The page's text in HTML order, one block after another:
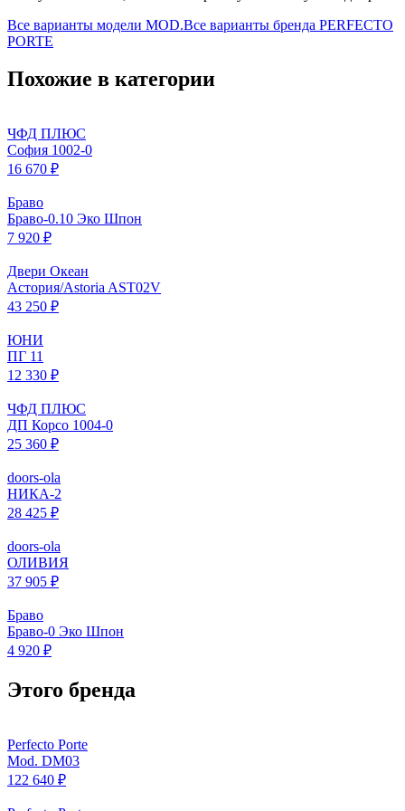
Все варианты модели MOD.Все варианты бренда PERFECTO
PORTE
Похожие в категории
ЧФД ПЛЮС
София 1002-0
16 670 ₽
Браво
Браво-0.10 Эко Шпон
7 920 ₽
Двери Океан
Астория/Astoria AST02V
43 250 ₽
ЮНИ
ПГ 11
12 330 ₽
ЧФД ПЛЮС
ДП Корсо 1004-0
25 360 ₽
doors-ola
НИКА-2
28 425 ₽
doors-ola
ОЛИВИЯ
37 905 ₽
Браво
Браво-0 Эко Шпон
4 920 ₽
Этого бренда
Perfecto Porte
Mod. DM03
122 640 ₽